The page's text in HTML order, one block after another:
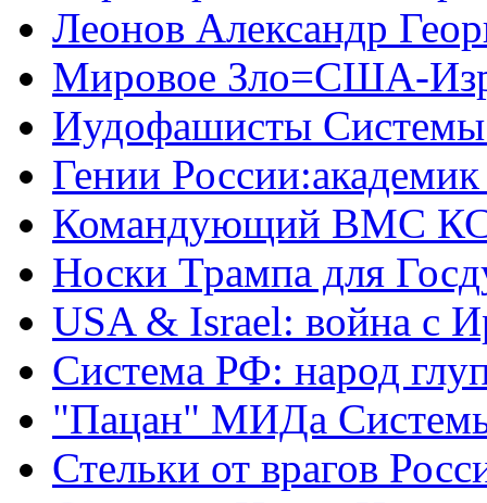
Леонов Александр
Мировое Зло=США-
Иудофашисты
Гении
Командующий ВМС
Носки Трампа для
USA & Israel: война с
Система РФ: народ
"Пацан" МИДа
Стельки от врагов